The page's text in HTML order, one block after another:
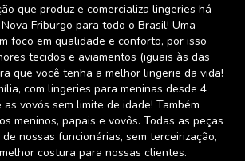
que produz e comercializa lingeries há
Friburgo para todo o Brasil! Uma
foco em qualidade e conforto, por isso
tecidos e aviamentos (iguais às das
que você tenha a melhor lingerie da vida!
com lingeries para meninas desde 4
vovós sem limite de idade! Também
meninos, papais e vovôs. Todas as peças
nossas funcionárias, sem terceirização,
costura para nossas clientes.